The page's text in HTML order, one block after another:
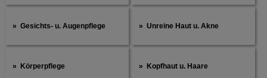
Gesichts- u. Augenpflege Unreine Haut u. Akne
Körperpflege Kopfhaut u. Haare